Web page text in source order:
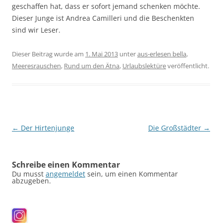
geschaffen hat, dass er sofort jemand schenken möchte.
Dieser Junge ist Andrea Camilleri und die Beschenkten
sind wir Leser.
Dieser Beitrag wurde am 1. Mai 2013 unteraus-erlesen bella,
Meeresrauschen, Rund um den Ätna, Urlaubslektüreveröffentlicht.
Beitragsnavigation
← Der Hirtenjunge Die Großstädter →
Schreibe einen Kommentar
Du musst angemeldet sein, um einen Kommentar
abzugeben.